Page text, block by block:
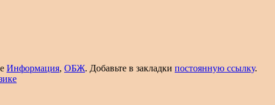
Информация, ОБЖ. Добавьте в закладки постоянную ссылку.